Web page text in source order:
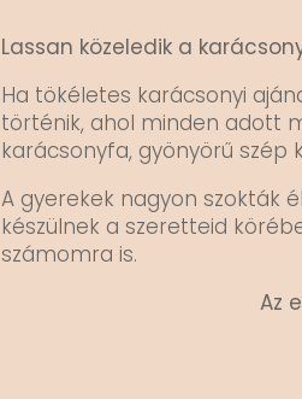
Lassan közeledik a
Ha tökéletes karácsonyi
történik, ahol minden adott
karácsonyfa, gyönyörű szép
A gyerekek nagyon szokták
készülnek a szeretteid
számomra is.
Az